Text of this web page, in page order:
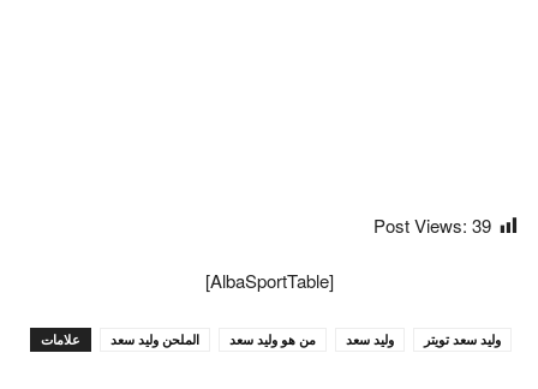
Post Views: 39
[AlbaSportTable]
علامات الملحن وليد سعد من هو وليد سعد وليد سعد وليد سعد تويتر